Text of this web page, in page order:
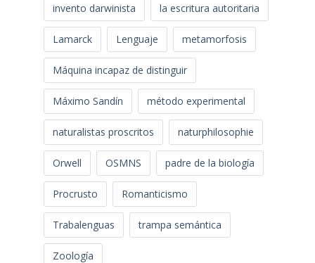
invento darwinista la escritura autoritaria
Lamarck Lenguaje metamorfosis
Máquina incapaz de distinguir
Máximo Sandín método experimental
naturalistas proscritos naturphilosophie
Orwell OSMNS padre de la biología
Procrusto Romanticismo
Trabalenguas trampa semántica
Zoología